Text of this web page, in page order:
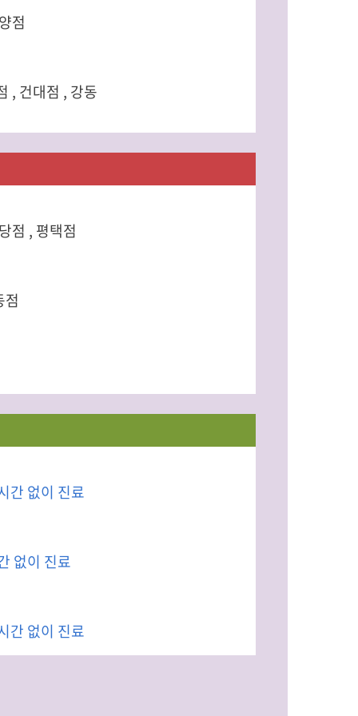
점
, 건대점 , 강동
점 , 평택점
점
간 없이 진료
없이 진료
간 없이 진료